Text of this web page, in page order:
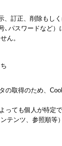
訂正、削除もし
パスワードなど）
ん。
取得のため、
っても個人が特定
ンツ、参照順等